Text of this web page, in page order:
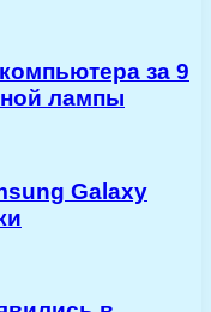
за 9
лампы
Galaxy